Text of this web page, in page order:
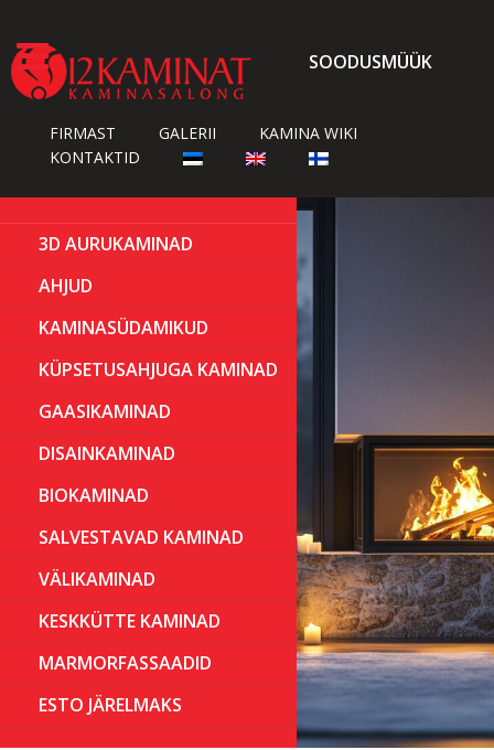
 SOODUSMÜÜK
FIRMAST GALERII
KAMINA WIKI
KONTAKTID
3D AURUKAMINAD
AHJUD
KAMINASÜDAMIKUD
KÜPSETUSAHJUGA KAMINAD
GAASIKAMINAD
DISAINKAMINAD
BIOKAMINAD
SALVESTAVAD KAMINAD
VÄLIKAMINAD
KESKKÜTTE KAMINAD
MARMORFASSAADID
ESTO JÄRELMAKS